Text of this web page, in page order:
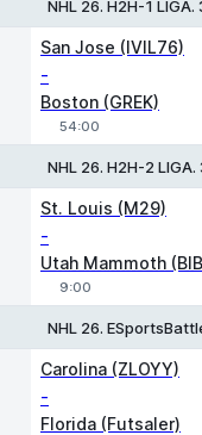
NHL 26. H2H-1
San Jose (IVIL76)
-
Boston (GREK)
54:00
NHL 26. H2H-2
St. Louis (M29)
-
Utah Mammoth
9:00
NHL 26.
Carolina (ZLOYY)
-
Florida (Futsaler)